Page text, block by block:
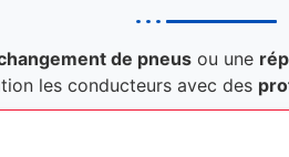
de pneusou une
les conducteurs avec des